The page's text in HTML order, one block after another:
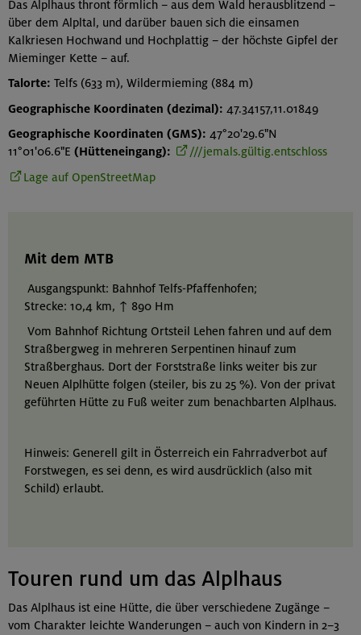
Das Alplhaus thront förmlich – aus dem Wald herausblitzend –
über dem Alpltal, und darüber bauen sich die einsamen
Kalkriesen Hochwand und Hochplattig – der höchste Gipfel der
Mieminger Kette – auf.
Talorte: Telfs (633 m), Wildermieming (884 m)
Geographische Koordinaten (dezimal): 47.34157,11.01849
Geographische Koordinaten (GMS): 47°20'29.6"N
11°01'06.6"E (Hütteneingang):
///jemals.gültig.entschloss
Lage auf OpenStreetMap
Mit dem MTB
Ausgangspunkt: Bahnhof Telfs-Pfaffenhofen;
Strecke: 10,4 km, ↑ 890 Hm
Vom Bahnhof Richtung Ortsteil Lehen fahren und auf dem
Straßbergweg in mehreren Serpentinen hinauf zum
Straßberghaus. Dort der Forststraße links weiter bis zur
Neuen Alplhütte folgen (steiler, bis zu 25 %). Von der privat
geführten Hütte zu Fuß weiter zum benachbarten Alplhaus.
Hinweis: Generell gilt in Österreich ein Fahrradverbot auf
Forstwegen, es sei denn, es wird ausdrücklich (also mit
Schild) erlaubt.
Touren rund um das Alplhaus
Das Alplhaus ist eine Hütte, die über verschiedene Zugänge –
vom Charakter leichte Wanderungen – auch von Kindern in 2–3